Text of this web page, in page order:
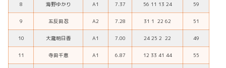
8 海野ゆかり A1 7.37 56 11 13 24 59
9 五反田忍 A2 7.28 31 1 22 62 51
10 大瀧明日香 A1 7.00 24 25 2 22 49
11 寺田千恵 A1 6.87 12 33 41 44 55